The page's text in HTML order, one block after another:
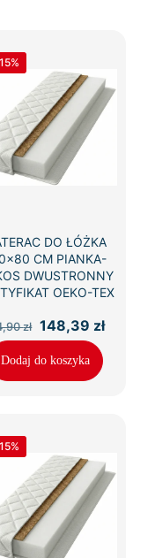
DO ŁÓŻKA
CM PIANKA-
DWUSTRONNY
OEKO-TEX
zł Pierwotna
cena
wynosiła:
174,90 zł.
148,39 zł
Dodaj do koszyka